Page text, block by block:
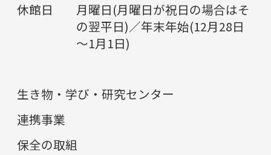
休館日
月曜日(月曜日が祝日の場合はそ
の翌平日)／年末年始(12月28日
～1月1日)
生き物・学び・研究センター
連携事業
保全の取組